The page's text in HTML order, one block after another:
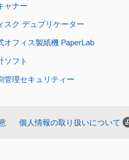
ャナー
スク デュプリケーター
オフィス製紙機 PaperLab
ソフト
管理セキュリティー
個人情報の取り扱いについて